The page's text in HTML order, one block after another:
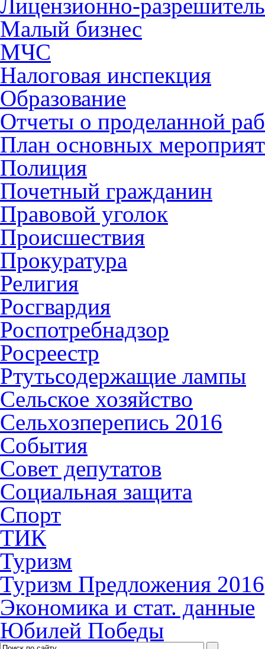
Лицензионно-
Малый бизнес
МЧС
Налоговая инспекция
Образование
Отчеты о проделанной
План основных
Полиция
Почетный гражданин
Правовой уголок
Происшествия
Прокуратура
Религия
Росгвардия
Роспотребнадзор
Росреестр
Ртутьсодержащие лампы
Сельское хозяйство
Сельхозперепись 2016
События
Совет депутатов
Социальная защита
Спорт
ТИК
Туризм
Туризм Предложения 2016
Экономика и стат. данные
Юбилей Победы